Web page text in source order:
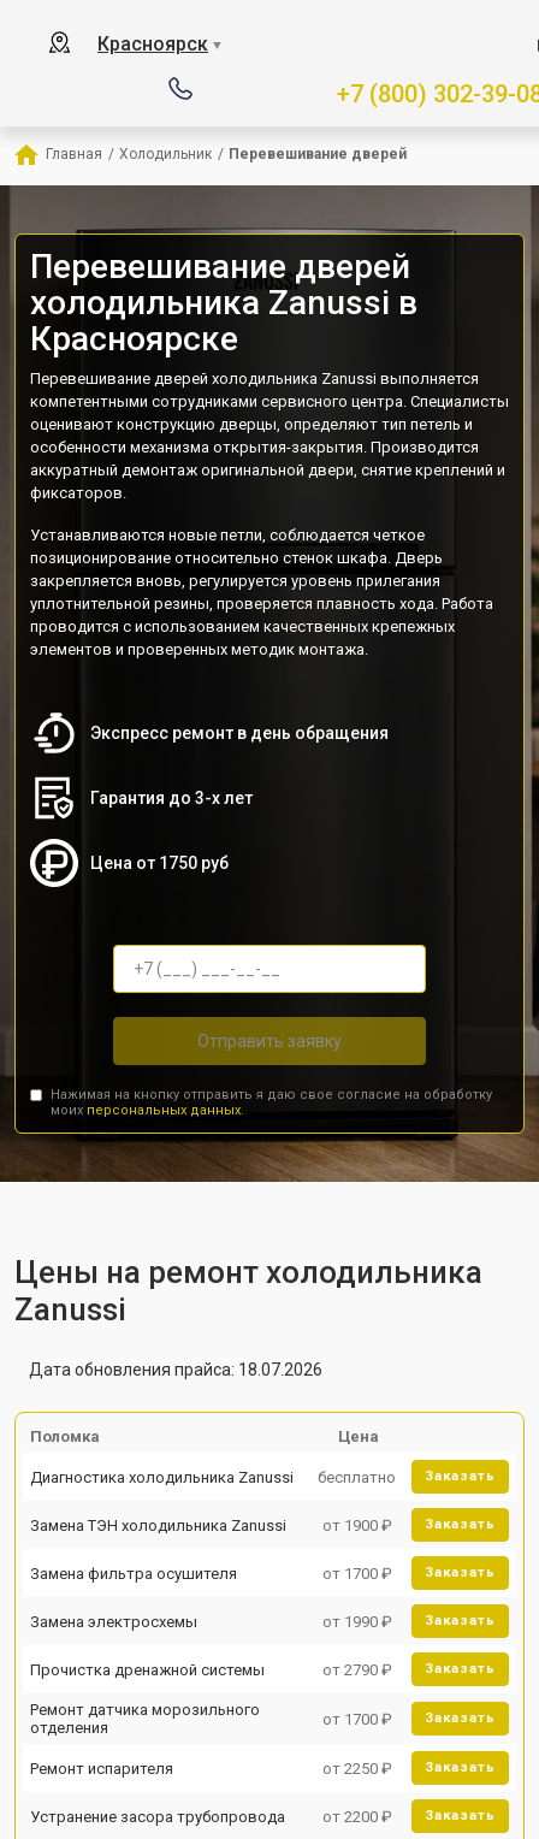
Красноярск ▼
+7 (800) 302-39-
Главная / Холодильник / Перевешивание дверей
Перевешивание дверей
холодильника Zanussi в
Красноярске
Перевешивание дверей холодильника Zanussi выполняется
компетентными сотрудниками сервисного центра. Специалисты
оценивают конструкцию дверцы, определяют тип петель и
особенности механизма открытия-закрытия. Производится
аккуратный демонтаж оригинальной двери, снятие креплений и
фиксаторов.
Устанавливаются новые петли, соблюдается четкое
позиционирование относительно стенок шкафа. Дверь
закрепляется вновь, регулируется уровень прилегания
уплотнительной резины, проверяется плавность хода. Работа
проводится с использованием качественных крепежных
элементов и проверенных методик монтажа.
Экспресс ремонт в день обращения
Гарантия до 3-х лет
Цена от 1750 руб
Отправить заявку
Нажимая на кнопку отправить я даю свое согласие на обработку
моих персональных данных.
Цены на ремонт холодильника
Zanussi
Дата обновления прайса: 18.07.2026
Поломка Цена
Диагностика холодильника Zanussi бесплатно Заказать
Замена ТЭН холодильника Zanussi от 1900 ₽ Заказать
Замена фильтра осушителя от 1700 ₽ Заказать
Замена электросхемы от 1990 ₽ Заказать
Прочистка дренажной системы от 2790 ₽ Заказать
Ремонт датчика морозильного
отделения
от 1700 ₽ Заказать
Ремонт испарителя от 2250 ₽ Заказать
Устранение засора трубопровода от 2200 ₽ Заказать